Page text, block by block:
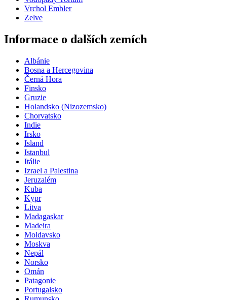
Vrchol Embler
Zelve
Informace o dalších zemích
Albánie
Bosna a Hercegovina
Černá Hora
Finsko
Gruzie
Holandsko (Nizozemsko)
Chorvatsko
Indie
Irsko
Island
Istanbul
Itálie
Izrael a Palestina
Jeruzalém
Kuba
Kypr
Litva
Madagaskar
Madeira
Moldavsko
Moskva
Nepál
Norsko
Omán
Patagonie
Portugalsko